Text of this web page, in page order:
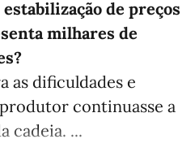
de preços
milhares de
as dificuldades e
continuasse a
cadeia. ...